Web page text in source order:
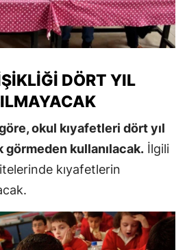
DÖRT YIL
okul kıyafetleri dört yıl
kullanılacak. İlgili
kıyafetlerin